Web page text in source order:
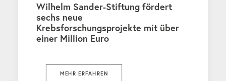
Wilhelm Sander-Stiftung fördert
sechs neue
Krebsforschungsprojekte mit über
einer Million Euro
MEHR ERFAHREN